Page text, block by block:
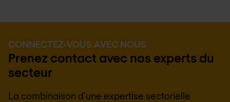
CONNECTEZ-VOUS AVEC NOUS
Prenez contact avec nos experts du
secteur
La combinaison d'une expertise sectorielle